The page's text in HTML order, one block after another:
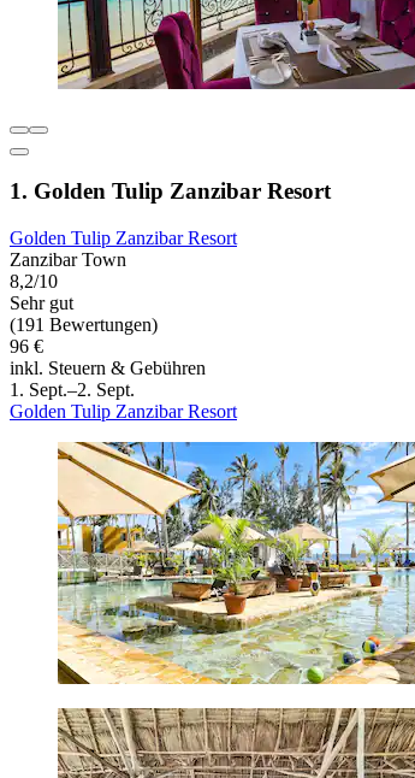
1. Golden Tulip Zanzibar Resort
Golden Tulip Zanzibar Resort
Zanzibar Town
8,2/10
Sehr gut
(191 Bewertungen)
96 €
inkl. Steuern & Gebühren
1. Sept.–2. Sept.
Golden Tulip Zanzibar Resort